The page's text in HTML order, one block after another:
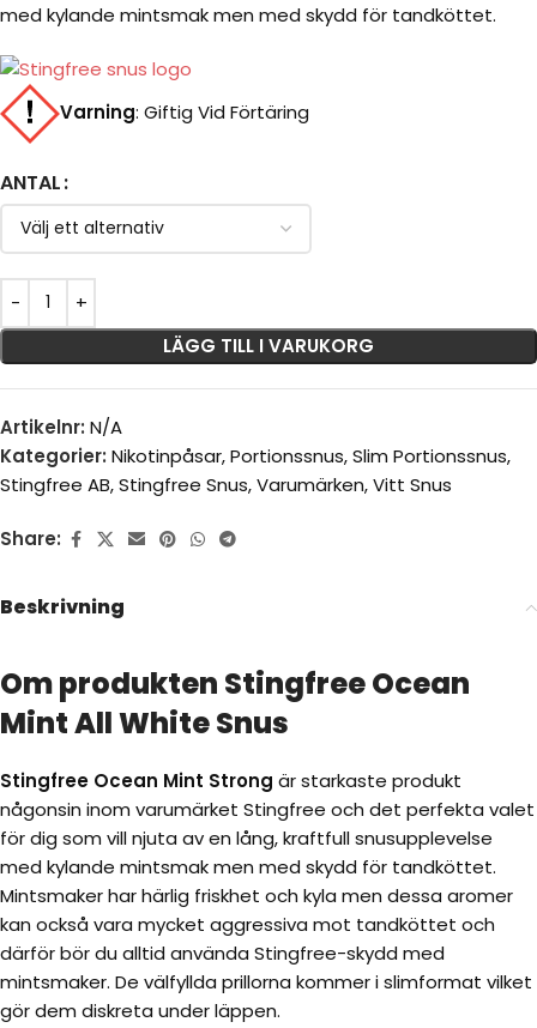
med kylande mintsmak men med skydd för tandköttet.
Varning: Giftig Vid Förtäring
ANTAL
LÄGG TILL I VARUKORG
Artikelnr: N/A
Kategorier: Nikotinpåsar,Portionssnus,Slim Portionssnus,
Stingfree AB,Stingfree Snus,Varumärken,Vitt Snus
Share:
Beskrivning
Om produkten Stingfree Ocean
Mint All White Snus
Stingfree Ocean Mint Strong är starkaste produkt
någonsin inom varumärket Stingfree och det perfekta valet
för dig som vill njuta av en lång, kraftfull snusupplevelse
med kylande mintsmak men med skydd för tandköttet.
Mintsmaker har härlig friskhet och kyla men dessa aromer
kan också vara mycket aggressiva mot tandköttet och
därför bör du alltid använda Stingfree-skydd med
mintsmaker. De välfyllda prillorna kommer i slimformat vilket
gör dem diskreta under läppen.